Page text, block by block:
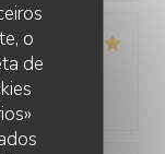
o
de